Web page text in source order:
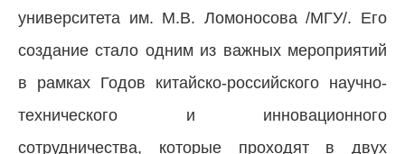
университета им. М.В. Ломоносова /МГУ/. Его
создание стало одним из важных мероприятий
в рамках Годов китайско-российского научно-
технического и инновационного
сотрудничества, которые проходят в двух